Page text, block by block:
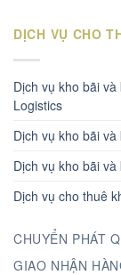
DỊCH VỤ CHO
Dịch vụ kho bãi
Logistics
Dịch vụ kho bãi
Dịch vụ kho bãi
Dịch vụ cho thuê
CHUYỂN PHÁT
GIAO NHẬN